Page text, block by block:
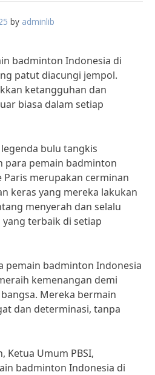
by adminlib
badminton Indonesia di
patut diacungi jempol.
ketangguhan dan
biasa dalam setiap
bulu tangkis
para pemain badminton
merupakan cerminan
keras yang mereka lakukan
menyerah dan selalu
terbaik di setiap
pemain badminton Indonesia
kemenangan demi
Mereka bermain
dan determinasi, tanpa
Ketua Umum PBSI,
badminton Indonesia di